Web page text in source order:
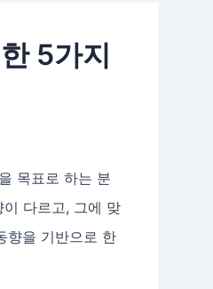
5가지
목표로 하는 분
다르고, 그에 맞
향을 기반으로 한